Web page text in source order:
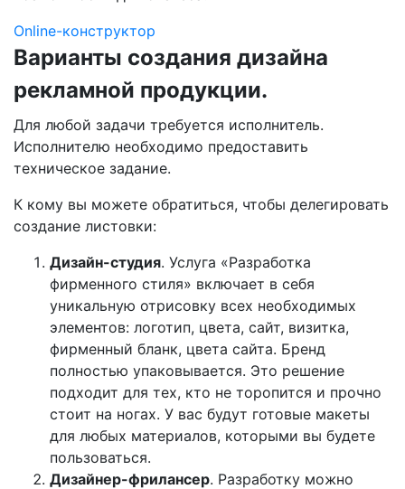
Online-конструктор
Варианты создания дизайна
рекламной продукции.
Для любой задачи требуется исполнитель.
Исполнителю необходимо предоставить
техническое задание.
К кому вы можете обратиться, чтобы делегировать
создание листовки:
Дизайн-студия. Услуга «Разработка
фирменного стиля» включает в себя
уникальную отрисовку всех необходимых
элементов: логотип, цвета, сайт, визитка,
фирменный бланк, цвета сайта. Бренд
полностью упаковывается. Это решение
подходит для тех, кто не торопится и прочно
стоит на ногах. У вас будут готовые макеты
для любых материалов, которыми вы будете
пользоваться.
Дизайнер-фрилансер. Разработку можно